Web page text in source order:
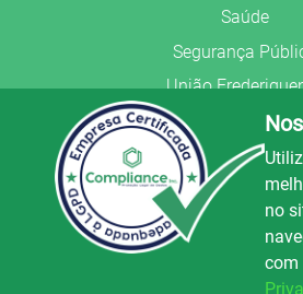
Saúde
Segurança
União
© Copyright 2022.
Todos os direitos
Preparado no
no
com